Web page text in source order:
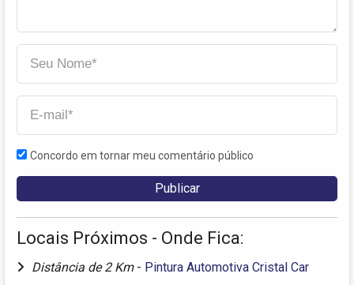
Concordo em tornar meu comentário público
Locais Próximos - Onde Fica:
Distância de 2 Km - Pintura Automotiva Cristal Car